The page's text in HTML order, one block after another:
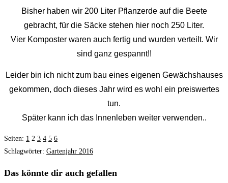
Bisher haben wir 200 Liter Pflanzerde auf die Beete
gebracht, für die Säcke stehen hier noch 250 Liter.
Vier Komposter waren auch fertig und wurden verteilt. Wir
sind ganz gespannt!!
Leider bin ich nicht zum bau eines eigenen Gewächshauses
gekommen, doch dieses Jahr wird es wohl ein preiswertes
tun.
Später kann ich das Innenleben weiter verwenden..
Seiten: 1 2 3 4 5 6
Schlagwörter: Gartenjahr 2016
Das könnte dir auch gefallen